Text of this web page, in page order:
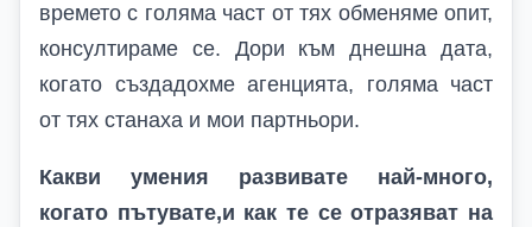
времето с голяма част от тях обменяме опит,
консултираме се. Дори към днешна дата,
когато създадохме агенцията, голяма част
от тях станаха и мои партньори.
Какви умения развивате най-много,
когато пътувате,и как те се отразяват на